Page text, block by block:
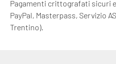
Pagamenti crittografati sicuri
PayPal, Masterpass, Servizio
Trentino).